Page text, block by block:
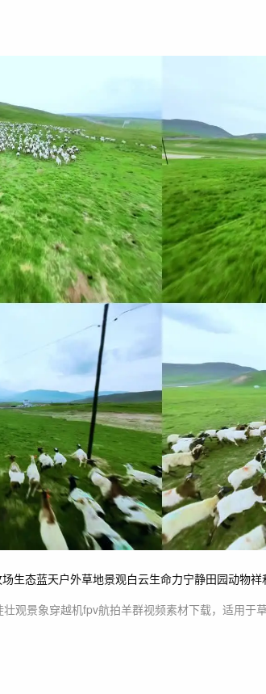
生态蓝天户外草地景观白云生命力宁静田园动物祥
壮观景象穿越机fpv航拍羊群视频素材下载，适用于